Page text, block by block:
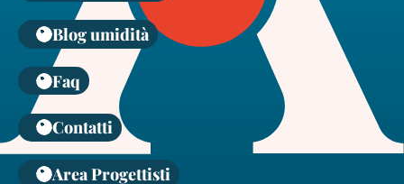
Blog umidità
Faq
Contatti
Area Progettisti